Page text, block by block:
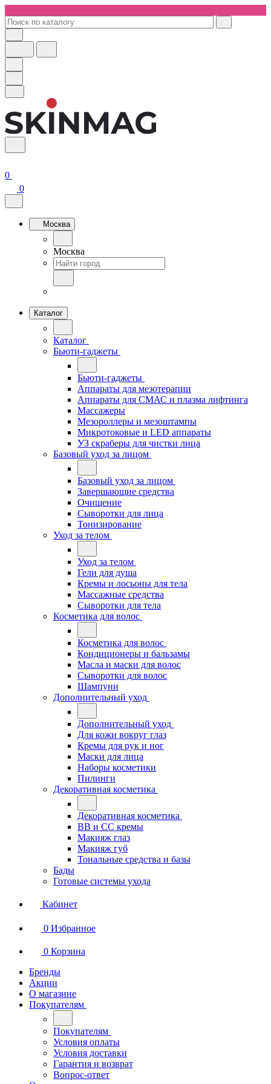
0
0
Москва
Москва
Каталог
Каталог
Бьюти-гаджеты
Бьюти-гаджеты
Аппараты для мезотерапии
Аппараты для СМАС и плазма лифтинга
Массажеры
Мезороллеры и мезоштампы
Микротоковые и LED аппараты
УЗ скраберы для чистки лица
Базовый уход за лицом
Базовый уход за лицом
Завершающие средства
Очищение
Сыворотки для лица
Тонизирование
Уход за телом
Уход за телом
Гели для душа
Кремы и лосьоны для тела
Массажные средства
Сыворотки для тела
Косметика для волос
Косметика для волос
Кондиционеры и бальзамы
Масла и маски для волос
Сыворотки для волос
Шампуни
Дополнительный уход
Дополнительный уход
Для кожи вокруг глаз
Кремы для рук и ног
Маски для лица
Наборы косметики
Пилинги
Декоративная косметика
Декоративная косметика
BB и СС кремы
Макияж глаз
Макияж губ
Тональные средства и базы
Бады
Готовые системы ухода
Кабинет
0 Избранное
0 Корзина
Бренды
Акции
О магазине
Покупателям
Покупателям
Условия оплаты
Условия доставки
Гарантия и возврат
Вопрос-ответ